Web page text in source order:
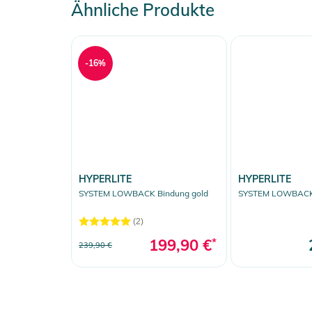
Ähnliche Produkte
HYPERLITE
SYSTEM LOWBACK Bindung gold
(2)
239,90 € 199,90 €*
-16%
HYPERLITE
SYSTEM